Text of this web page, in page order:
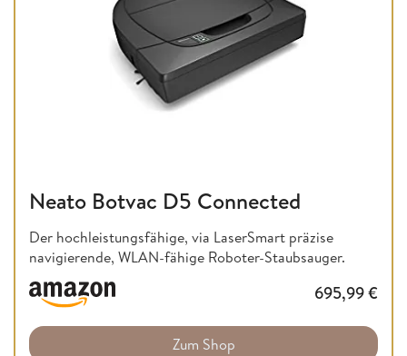
Neato Botvac D5 Connected
Der hochleistungsfähige, via LaserSmart präzise
navigierende, WLAN-fähige Roboter-Staubsauger.
695,99€
Zum Shop